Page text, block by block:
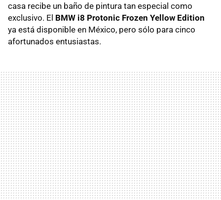
casa recibe un baño de pintura tan especial como
exclusivo. El BMW i8 Protonic Frozen Yellow Edition
ya está disponible en México, pero sólo para cinco
afortunados entusiastas.